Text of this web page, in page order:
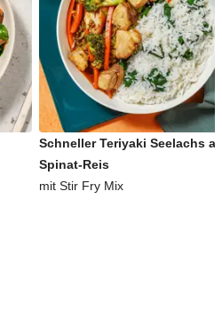
Schneller Teriyaki Seelachs
Spinat-Reis
mit Stir Fry Mix